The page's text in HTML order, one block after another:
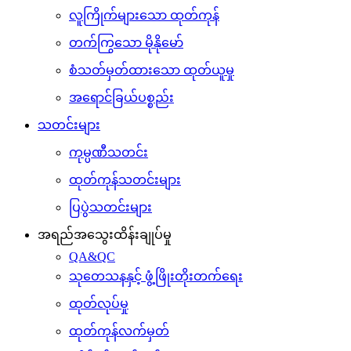
လူကြိုက်များသော ထုတ်ကုန်
တက်ကြွသော မိုနိုမော်
စံသတ်မှတ်ထားသော ထုတ်ယူမှု
အရောင်ခြယ်ပစ္စည်း
သတင်းများ
ကုမ္ပဏီသတင်း
ထုတ်ကုန်သတင်းများ
ပြပွဲသတင်းများ
အရည်အသွေးထိန်းချုပ်မှု
QA&QC
သုတေသနနှင့် ဖွံ့ဖြိုးတိုးတက်ရေး
ထုတ်လုပ်မှု
ထုတ်ကုန်လက်မှတ်